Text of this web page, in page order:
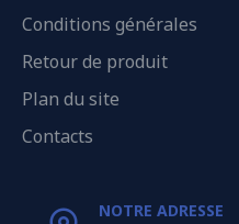
Conditions générales
Retour de produit
Plan du site
Contacts
NOTRE ADRESSE